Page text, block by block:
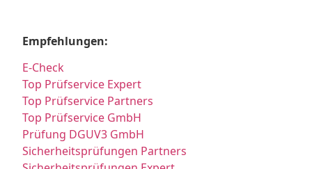
Empfehlungen:
E-Check
Top Prüfservice Expert
Top Prüfservice Partners
Top Prüfservice GmbH
Prüfung DGUV3 GmbH
Sicherheitsprüfungen Partners